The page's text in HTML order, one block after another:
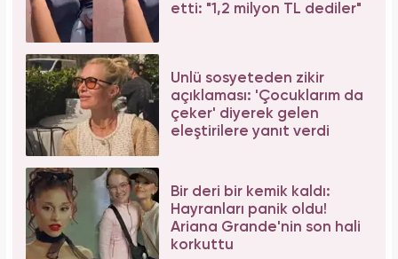
etti: "1,2 milyon TL dediler"
Ünlü sosyeteden zikir
açıklaması: 'Çocuklarım da
çeker' diyerek gelen
eleştirilere yanıt verdi
Bir deri bir kemik kaldı:
Hayranları panik oldu!
Ariana Grande'nin son hali
korkuttu